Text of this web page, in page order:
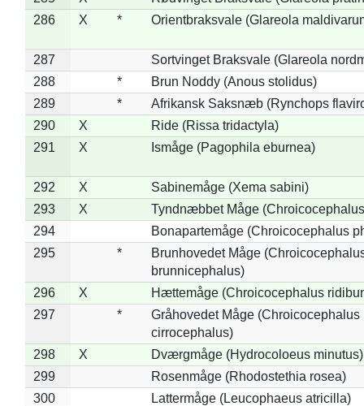
286
X * Orientbraksvale (Glareola
287
Sortvinget Braksvale (Glareola
288
*
Brun Noddy (Anous stolidus)
289
*
Afrikansk Saksnæb (Rynchops
290
X
Ride (Rissa tridactyla)
291
X Ismåge (Pagophila eburnea)
292 X
Sabinemåge (Xema sabini)
293
X
Tyndnæbbet Måge
294
Bonapartemåge (Chroicocephalus
295
*
Brunhovedet Måge
brunnicephalus)
296
X
Hættemåge (Chroicocephalus
297
*
Gråhovedet Måge (Chroicocephalus
cirrocephalus)
298
X
Dværgmåge (Hydrocoloeus minutus)
299
Rosenmåge (Rhodostethia rosea)
300
Lattermåge (Leucophaeus atricilla)